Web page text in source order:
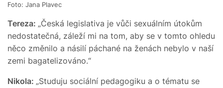
Foto: Jana Plavec
Tereza: „Česká legislativa je vůči sexuálním útokům
nedostatečná, záleží mi na tom, aby se v tomto ohledu
něco změnilo a násilí páchané na ženách nebylo v naší
zemi bagatelizováno.“
Nikola: „Studuju sociální pedagogiku a o tématu se